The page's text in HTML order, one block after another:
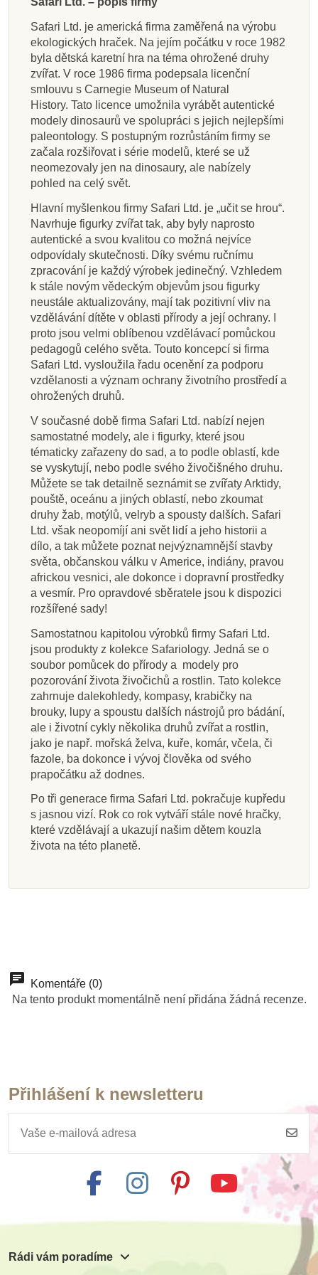
Safari Ltd. je americká firma zaměřená na výrobu
ekologických hraček. Na jejím počátku v roce 1982
byla dětská karetní hra na téma ohrožené druhy
zvířat. V roce 1986 firma podepsala licenční
smlouvu s Carnegie Museum of Natural
History. Tato licence umožnila vyrábět autentické
modely dinosaurů ve spolupráci s jejich nejlepšími
paleontology. S postupným rozrůstáním firmy se
začala rozšiřovat i série modelů, které se už
neomezovaly jen na dinosaury, ale nabízely
pohled na celý svět.
Hlavní myšlenkou firmy Safari Ltd. je „učit se hrou“.
Navrhuje figurky zvířat tak, aby byly naprosto
autentické a svou kvalitou co možná nejvíce
odpovídaly skutečnosti. Díky svému ručnímu
zpracování je každý výrobek jedinečný. Vzhledem
k stále novým vědeckým objevům jsou figurky
neustále aktualizovány, mají tak pozitivní vliv na
vzdělávání dítěte v oblasti přírody a její ochrany. I
proto jsou velmi oblíbenou vzdělávací pomůckou
pedagogů celého světa. Touto koncepcí si firma
Safari Ltd. vysloužila řadu ocenění za podporu
vzdělanosti a význam ochrany životního prostředí a
ohrožených druhů.
V současné době firma Safari Ltd. nabízí nejen
samostatné modely, ale i figurky, které jsou
tématicky zařazeny do sad, a to podle oblastí, kde
se vyskytují, nebo podle svého živočišného druhu.
Můžete se tak detailně seznámit se zvířaty Arktidy,
pouště, oceánu a jiných oblastí, nebo zkoumat
druhy žab, motýlů, velryb a spousty dalších. Safari
Ltd. však neopomíjí ani svět lidí a jeho historii a
dílo, a tak můžete poznat nejvýznamnější stavby
světa, občanskou válku v Americe, indiány, pravou
africkou vesnici, ale dokonce i dopravní prostředky
a vesmír. Pro opravdové sběratele jsou k dispozici
rozšířené sady!
Samostatnou kapitolou výrobků firmy Safari Ltd.
jsou produkty z kolekce Safariology. Jedná se o
soubor pomůcek do přírody a modely pro
pozorování života živočichů a rostlin. Tato kolekce
zahrnuje dalekohledy, kompasy, krabičky na
brouky, lupy a spoustu dalších nástrojů pro bádání,
ale i životní cykly několika druhů zvířat a rostlin,
jako je např. mořská želva, kuře, komár, včela, či
fazole, ba dokonce i vývoj člověka od svého
prapočátku až dodnes.
Po tři generace firma Safari Ltd. pokračuje kupředu
s jasnou vizí. Rok co rok vytváří stále nové hračky,
které vzdělávají a ukazují našim dětem kouzla
života na této planetě.
Komentáře (0)
Na tento produkt momentálně není přidána žádná recenze.
Přihlášení k newsletteru
Rádi vám poradíme